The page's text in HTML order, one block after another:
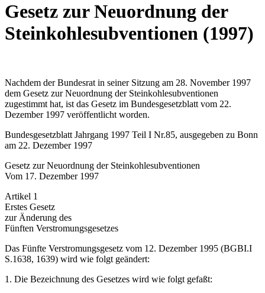
Gesetz zur Neuordnung der
Steinkohlesubventionen (1997)
Nachdem der Bundesrat in seiner Sitzung am 28. November 1997
dem Gesetz zur Neuordnung der Steinkohlesubventionen
zugestimmt hat, ist das Gesetz im Bundesgesetzblatt vom 22.
Dezember 1997 veröffentlicht worden.
Bundesgesetzblatt Jahrgang 1997 Teil I Nr.85, ausgegeben zu Bonn
am 22. Dezember 1997
Gesetz zur Neuordnung der Steinkohlesubventionen
Vom 17. Dezember 1997
Artikel 1
Erstes Gesetz
zur Änderung des
Fünften Verstromungsgesetzes
Das Fünfte Verstromungsgesetz vom 12. Dezember 1995 (BGBI.I
S.1638, 1639) wird wie folgt geändert:
1. Die Bezeichnung des Gesetzes wird wie folgt gefaßt: